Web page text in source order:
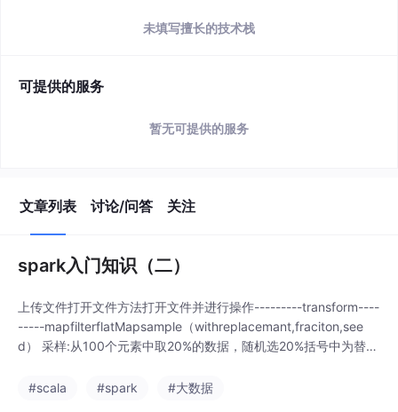
未填写擅长的技术栈
可提供的服务
暂无可提供的服务
文章列表 讨论/问答 关注
spark入门知识（二）
上传文件打开文件方法打开文件并进行操作---------transform----
-----mapfilterflatMapsample（withreplacemant,fraciton,see
d） 采样:从100个元素中取20%的数据，随机选20%括号中为替换
#scala
#spark #大数据